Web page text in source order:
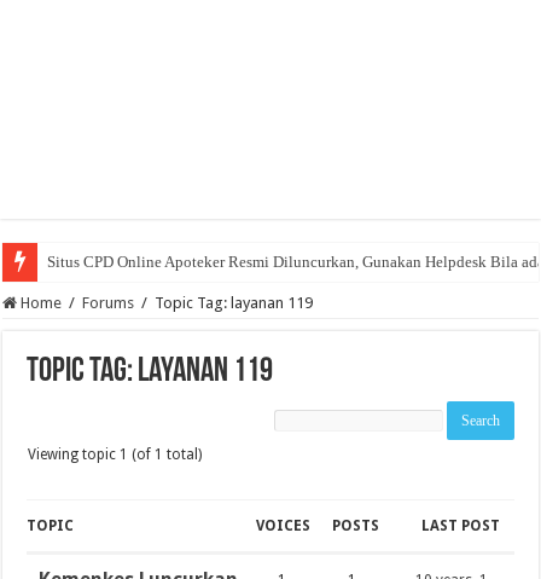
Situs CPD Online Apoteker Resmi Diluncurkan, Gunakan Helpdesk Bila
Home / Forums / Topic Tag: layanan 119
Topic Tag: layanan 119
Viewing topic 1 (of 1 total)
TOPIC VOICES POSTS LAST POST